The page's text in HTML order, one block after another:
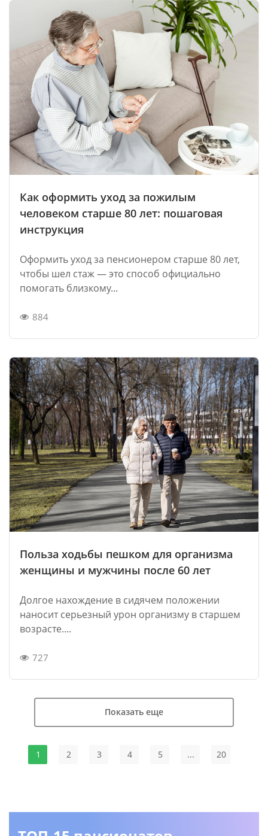
Как оформить уход за пожилым
человеком старше 80 лет: пошаговая
инструкция
Оформить уход за пенсионером старше 80 лет,
чтобы шел стаж — это способ официально
помогать близкому...
884
Польза ходьбы пешком для организма
женщины и мужчины после 60 лет
Долгое нахождение в сидячем положении
наносит серьезный урон организму в старшем
возрасте....
727
Показать еще
1 2 3 4 5 ... 20